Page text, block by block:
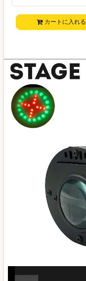
カートに入れる